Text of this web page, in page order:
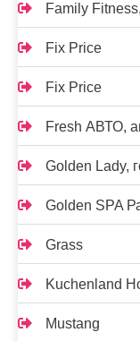
Family
Fix Price
Fix Price
Fresh АВТО,
Golden Lady,
Golden SPA
Grass
Kuchenland
Mustang